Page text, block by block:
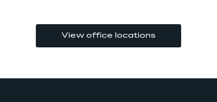
View office locations